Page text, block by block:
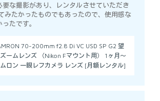
要な撮影があり、レンタルさせていただき
みたかったものでもあったので、使用感な
たです。
70-200mm f2.8 Di VC USD SP G2 望
ームレンズ （Nikon Fマウント用） 1ヶ月～
ロン 一眼レフカメラ レンズ [月額レンタル]